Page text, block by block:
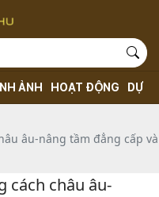
ẢNH HOẠT ĐỘNG DỰ
âu-nâng tầm đẳng cấp và
cách châu âu-